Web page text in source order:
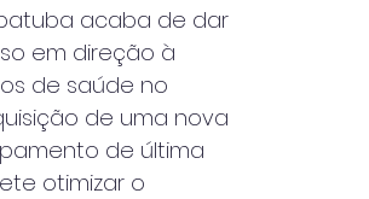
acaba de dar
em direção à
de saúde no
de uma nova
de última
otimizar o